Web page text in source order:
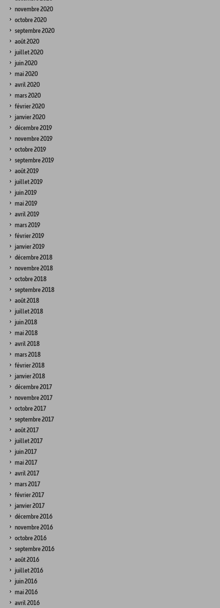
novembre 2020
octobre 2020
septembre 2020
août 2020
juillet 2020
juin 2020
mai 2020
avril 2020
mars 2020
février 2020
janvier 2020
décembre 2019
novembre 2019
octobre 2019
septembre 2019
août 2019
juillet 2019
juin 2019
mai 2019
avril 2019
mars 2019
février 2019
janvier 2019
décembre 2018
novembre 2018
octobre 2018
septembre 2018
août 2018
juillet 2018
juin 2018
mai 2018
avril 2018
mars 2018
février 2018
janvier 2018
décembre 2017
novembre 2017
octobre 2017
septembre 2017
août 2017
juillet 2017
juin 2017
mai 2017
avril 2017
mars 2017
février 2017
janvier 2017
décembre 2016
novembre 2016
octobre 2016
septembre 2016
août 2016
juillet 2016
juin 2016
mai 2016
avril 2016